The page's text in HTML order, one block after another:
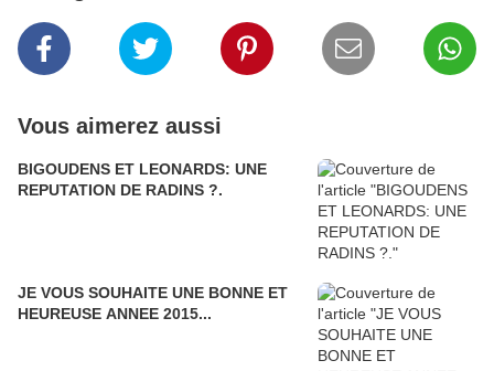
Vous aimerez aussi
BIGOUDENS ET LEONARDS: UNE
REPUTATION DE RADINS ?.
JE VOUS SOUHAITE UNE BONNE ET
HEUREUSE ANNEE 2015...